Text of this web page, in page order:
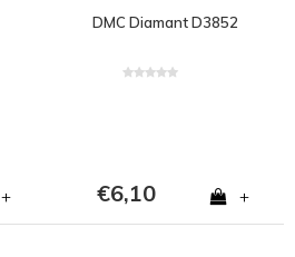
+
DMC Diamant D3852
€6,10 +